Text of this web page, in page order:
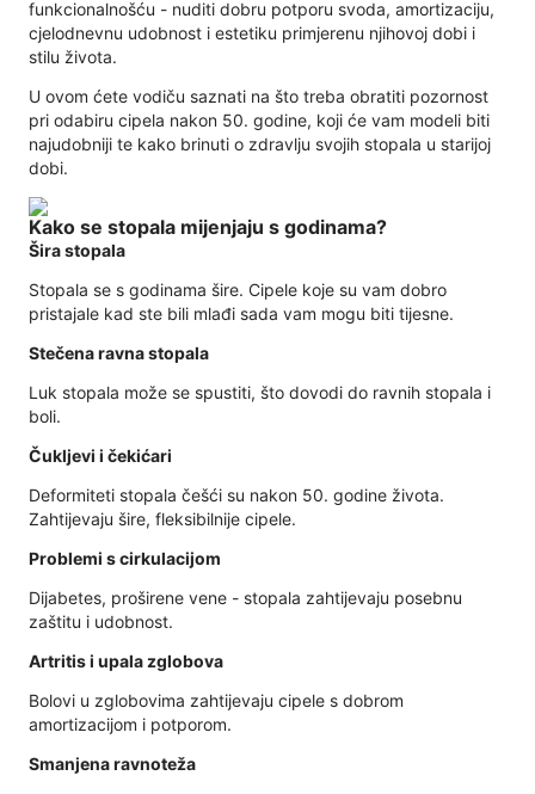
funkcionalnošću - nuditi dobru potporu svoda, amortizaciju,
cjelodnevnu udobnost i estetiku primjerenu njihovoj dobi i
stilu života.
U ovom ćete vodiču saznati na što treba obratiti pozornost
pri odabiru cipela nakon 50. godine, koji će vam modeli biti
najudobniji te kako brinuti o zdravlju svojih stopala u starijoj
dobi.
Kako se stopala mijenjaju s godinama?
Šira stopala
Stopala se s godinama šire. Cipele koje su vam dobro
pristajale kad ste bili mlađi sada vam mogu biti tijesne.
Stečena ravna stopala
Luk stopala može se spustiti, što dovodi do ravnih stopala i
boli.
Čukljevi i čekićari
Deformiteti stopala češći su nakon 50. godine života.
Zahtijevaju šire, fleksibilnije cipele.
Problemi s cirkulacijom
Dijabetes, proširene vene - stopala zahtijevaju posebnu
zaštitu i udobnost.
Artritis i upala zglobova
Bolovi u zglobovima zahtijevaju cipele s dobrom
amortizacijom i potporom.
Smanjena ravnoteža